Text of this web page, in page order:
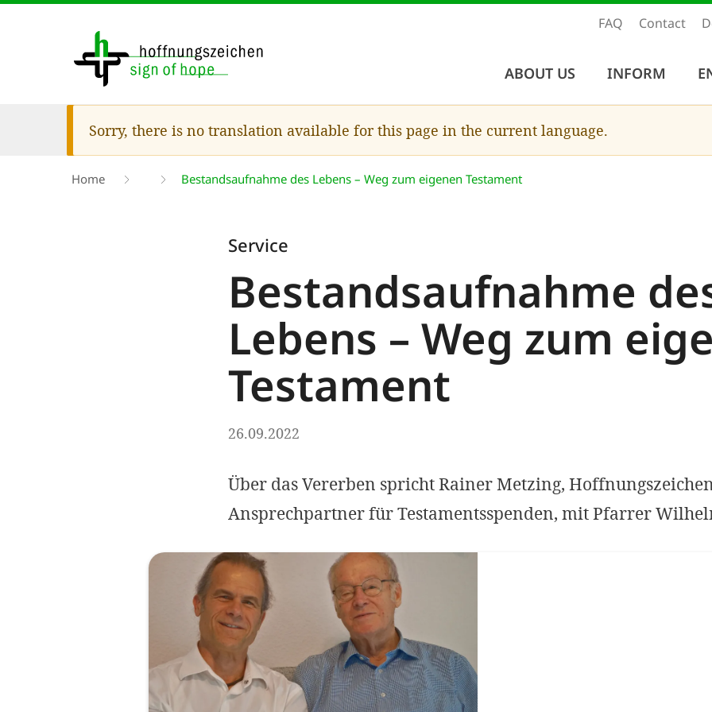
FAQ Contact
ABOUT US INFORM
Warning
message
Sorry, there is no translation available for this page in the current language.
Breadcrumb
Home Bestandsaufnahme des Lebens – Weg zum eigenen Testament
Service
Bestandsaufnahme
Lebens – Weg zum
Testament
26.09.2022
Über das Vererben spricht Rainer Metzing,
Ansprechpartner für Testamentsspenden, mit Pfarrer